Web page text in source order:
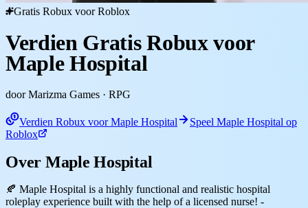
Gratis Robux voor Roblox
Verdien Gratis Robux voor
Maple Hospital
door Marizma Games · RPG
Verdien Robux voor Maple Hospital
Speel Maple Hospital op
Roblox
Over Maple Hospital
🍂 Maple Hospital is a highly functional and realistic hospital
roleplay experience built with the help of a licensed nurse! -